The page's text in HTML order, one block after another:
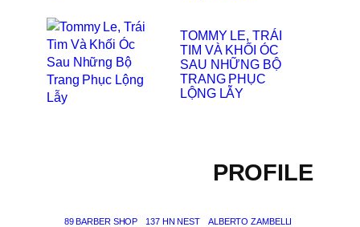
TOMMY LE, TRÁI
TIM VÀ KHỐI ÓC
SAU NHỮNG BỘ
TRANG PHỤC
LỘNG LẪY
PROFILE
89 BARBER SHOP 137 HN NEST ALBERTO ZAMBELLI